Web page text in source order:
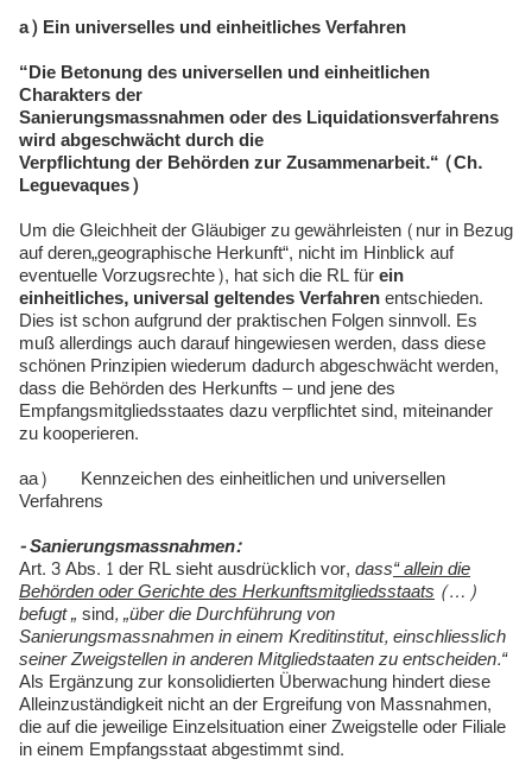
a) Ein universelles und einheitliches Verfahren
“Die Betonung des universellen und einheitlichen
Charakters der
Sanierungsmassnahmen oder des Liquidationsverfahrens
wird abgeschwächt durch die
Verpflichtung der Behörden zur Zusammenarbeit.“ (Ch.
Leguevaques)
Um die Gleichheit der Gläubiger zu gewährleisten (nur in Bezug
auf deren„geographische Herkunft“, nicht im Hinblick auf
eventuelle Vorzugsrechte), hat sich die RL fürein
einheitliches, universal geltendes Verfahrenentschieden.
Dies ist schon aufgrund der praktischen Folgen sinnvoll. Es
muß allerdings auch darauf hingewiesen werden, dass diese
schönen Prinzipien wiederum dadurch abgeschwächt werden,
dass die Behörden des Herkunfts – und jene des
Empfangsmitgliedsstaates dazu verpflichtet sind, miteinander
zu kooperieren.
aa) Kennzeichen des einheitlichen und universellen
Verfahrens
- Sanierungsmassnahmen:
Art. 3 Abs. 1 der RL sieht ausdrücklich vor,dass“ allein die
Behörden oder Gerichte des Herkunftsmitgliedsstaats (…)
befugt „sind, „über die Durchführung von
Sanierungsmassnahmen in einem Kreditinstitut, einschliesslich
seiner Zweigstellen in anderen Mitgliedstaaten zu entscheiden.“
Als Ergänzung zur konsolidierten Überwachung hindert diese
Alleinzuständigkeit nicht an der Ergreifung von Massnahmen,
die auf die jeweilige Einzelsituation einer Zweigstelle oder Filiale
in einem Empfangsstaat abgestimmt sind.